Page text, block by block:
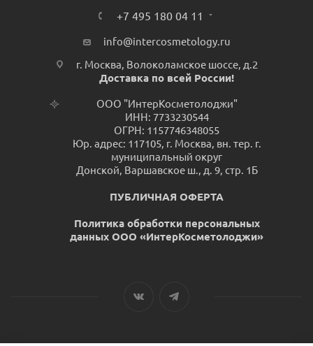
+7 495 180 04 11
info@intercosmetology.ru
г. Москва, Волоколамское шоссе, д.2
Доставка по всей России!
ООО "ИнтерКосметолоджи"
ИНН: 7733230544
ОГРН: 1157746348055
Юр. адрес: 117105, г. Москва, вн. тер. г.
муниципальный округ
Донской, Варшавское ш., д. 9, стр. 1Б
ПУБЛИЧНАЯ ОФЕРТА
Политика обработки персональных
данных ООО «ИнтерКосметолоджи»